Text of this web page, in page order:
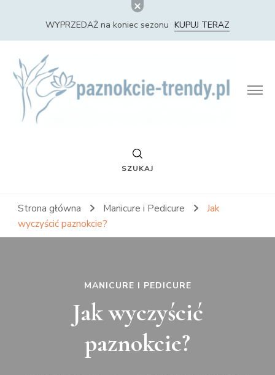
WYPRZEDAŻ na koniec sezonu KUPUJ TERAZ
Paznokcie Trendy – Nowości i Trendy w Stylizacji
Paznokci
SZUKAJ
Strona główna Manicure i Pedicure
Jak
wyczyścić paznokcie?
MANICURE I PEDICURE
Jak wyczyścić
paznokcie?